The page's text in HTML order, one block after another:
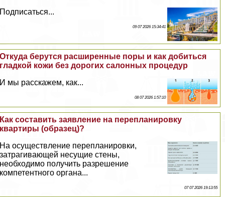
Подписаться...
09 07 2026 15:34:41
Откуда берутся расширенные поры и как добиться
гладкой кожи без дорогих салонных процедур
И мы расскажем, как...
08 07 2026 1:57:10
Как составить заявление на перепланировку
квартиры (образец)?
На осуществление перепланировки,
затрагивающей несущие стены,
необходимо получить разрешение
компетентного органа...
07 07 2026 19:13:55